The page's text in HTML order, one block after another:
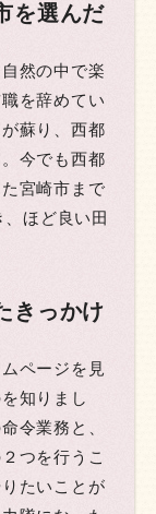
を選んだ
然の中で楽
を辞めてい
蘇り、西都
今でも西都
宮崎市まで
ほど良い田
きっかけ
ページを見
知りまし
令業務と、
つを行うこ
たいことが